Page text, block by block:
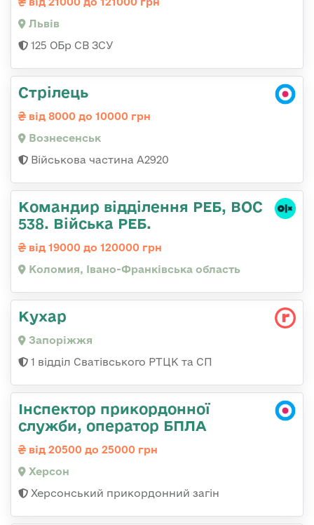
Львів
125 ОБр СВ ЗСУ
Стрілець
від 8000 до 10000 грн
Вознесенськ
Військова частина А2920
Командир відділення РЕБ, ВОС
538. Війська РЕБ.
від 19000 до 120000 грн
Коломия, Івано-Франківська область
Кухар
Запоріжжя
1 відділ Сватівського РТЦК та СП
Інспектор прикордонної
служби, оператор БПЛА
від 20500 до 25000 грн
Херсон
Херсонський прикордонний загін